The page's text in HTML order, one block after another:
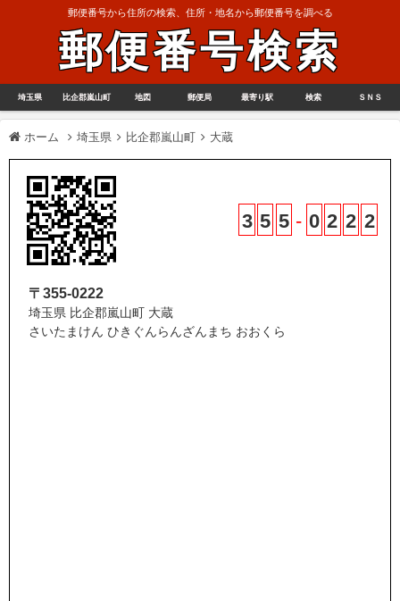
郵便番号から住所の検索、住所・地名から郵便番号を調べる
郵便番号検索
埼玉県 比企郡嵐山町 地図 郵便局 最寄り駅 検索 ＳＮＳ
ホーム 埼玉県 比企郡嵐山町 大蔵
3 5 5 - 0 2 2 2
〒355-0222
埼玉県 比企郡嵐山町 大蔵
さいたまけん ひきぐんらんざんまち おおくら